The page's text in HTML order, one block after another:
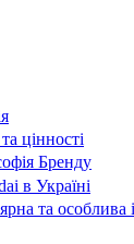
цінності
Бренду
в Україні
та особлива